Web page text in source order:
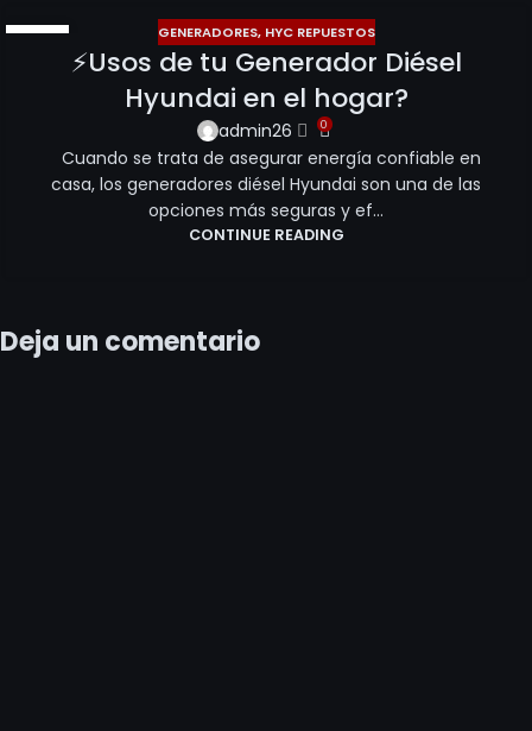
GENERADORES, HYC REPUESTOS
⚡Usos de tu Generador Diésel
Hyundai en el hogar?
admin26 0
Cuando se trata de asegurar energía confiable en
casa, los generadores diésel Hyundai son una de las
opciones más seguras y ef...
CONTINUE READING
Deja un comentario